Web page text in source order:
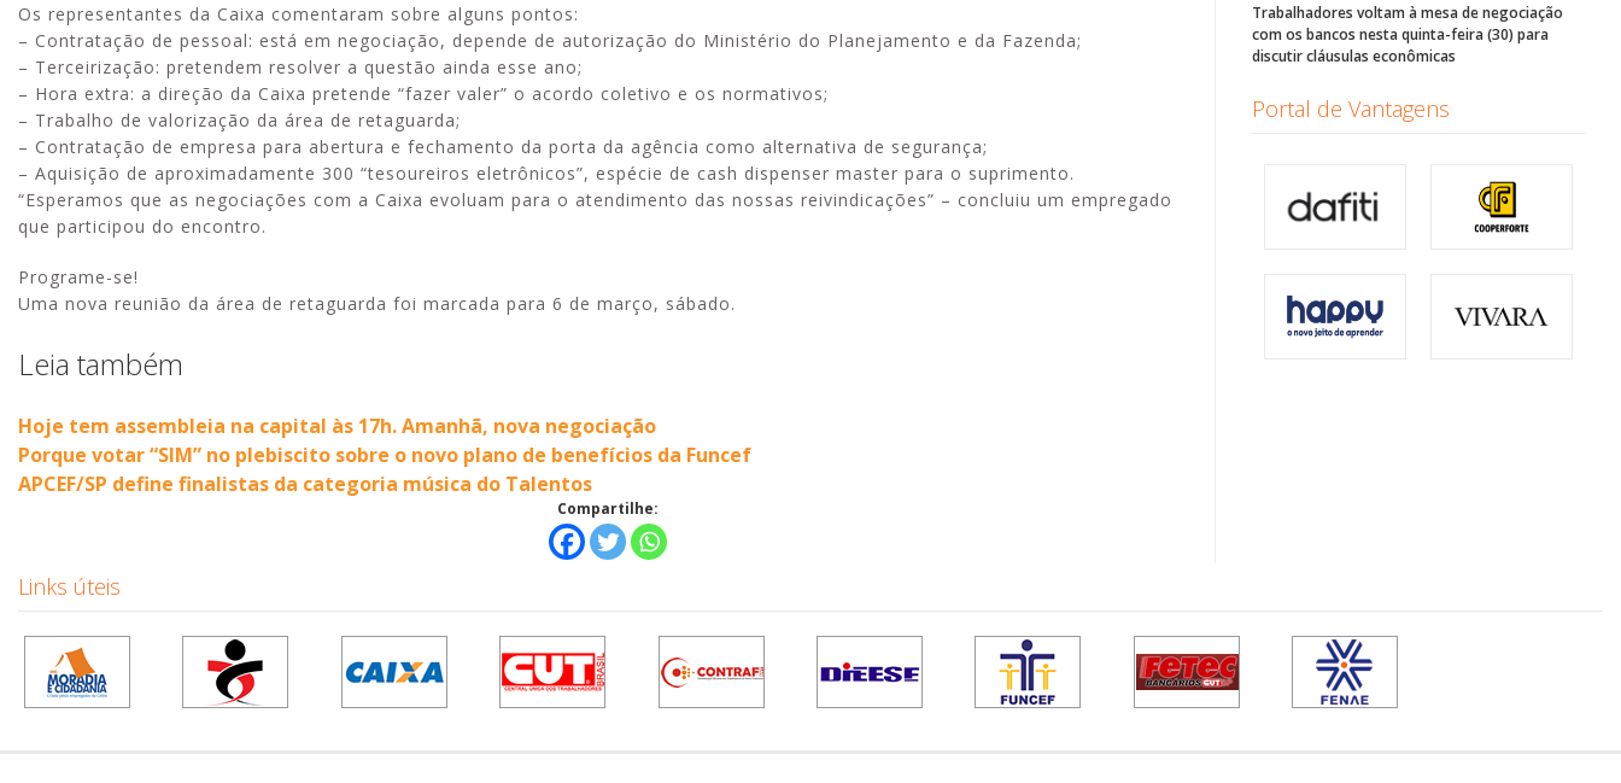
Os representantes da Caixa comentaram sobre alguns pontos:
– Contratação de pessoal: está em negociação, depende de autorização do Ministério do Planejamento e da Fazenda;
– Terceirização: pretendem resolver a questão ainda esse ano;
– Hora extra: a direção da Caixa pretende “fazer valer” o acordo coletivo e os normativos;
– Trabalho de valorização da área de retaguarda;
– Contratação de empresa para abertura e fechamento da porta da agência como alternativa de segurança;
– Aquisição de aproximadamente 300 “tesoureiros eletrônicos”, espécie de cash dispenser master para o suprimento.
“Esperamos que as negociações com a Caixa evoluam para o atendimento das nossas reivindicações” – concluiu um empregado
que participou do encontro.
Programe-se!
Uma nova reunião da área de retaguarda foi marcada para 6 de março, sábado.
Leia também
Hoje tem assembleia na capital às 17h. Amanhã, nova negociação
Porque votar “SIM” no plebiscito sobre o novo plano de benefícios da Funcef
APCEF/SP define finalistas da categoria música do Talentos
Compartilhe:
Trabalhadores voltam à mesa de negociação
com os bancos nesta quinta-feira (30) para
discutir cláusulas econômicas
Portal de Vantagens
Links úteis